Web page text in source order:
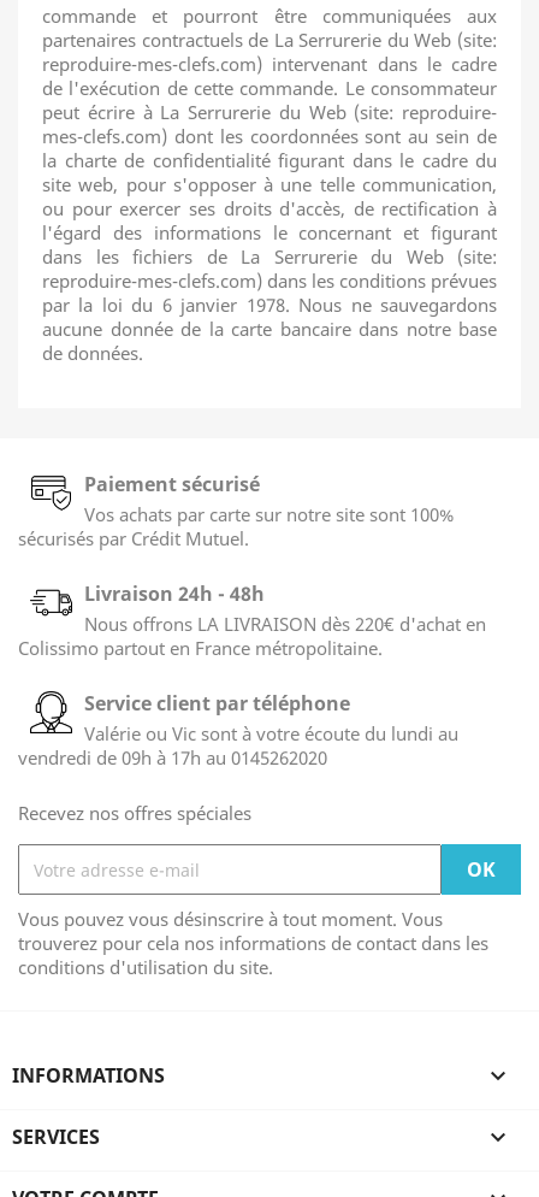
commande et pourront être communiquées aux
partenaires contractuels de La Serrurerie du Web (site:
reproduire-mes-clefs.com) intervenant dans le cadre
de l'exécution de cette commande. Le consommateur
peut écrire à La Serrurerie du Web (site: reproduire-
mes-clefs.com) dont les coordonnées sont au sein de
la charte de confidentialité figurant dans le cadre du
site web, pour s'opposer à une telle communication,
ou pour exercer ses droits d'accès, de rectification à
l'égard des informations le concernant et figurant
dans les fichiers de La Serrurerie du Web (site:
reproduire-mes-clefs.com) dans les conditions prévues
par la loi du 6 janvier 1978. Nous ne sauvegardons
aucune donnée de la carte bancaire dans notre base
de données.
Paiement sécurisé
Vos achats par carte sur notre site sont 100%
sécurisés par Crédit Mutuel.
Livraison 24h - 48h
Nous offrons LA LIVRAISON dès 220€ d'achat en
Colissimo partout en France métropolitaine.
Service client par téléphone
Valérie ou Vic sont à votre écoute du lundi au
vendredi de 09h à 17h au 0145262020
Recevez nos offres spéciales
Vous pouvez vous désinscrire à tout moment. Vous
trouverez pour cela nos informations de contact dans les
conditions d'utilisation du site.
INFORMATIONS 
SERVICES 